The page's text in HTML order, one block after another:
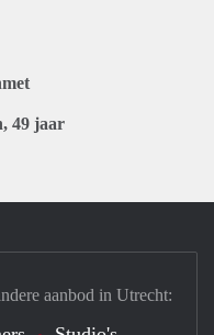
49 jaar
aanbod in Utrecht: